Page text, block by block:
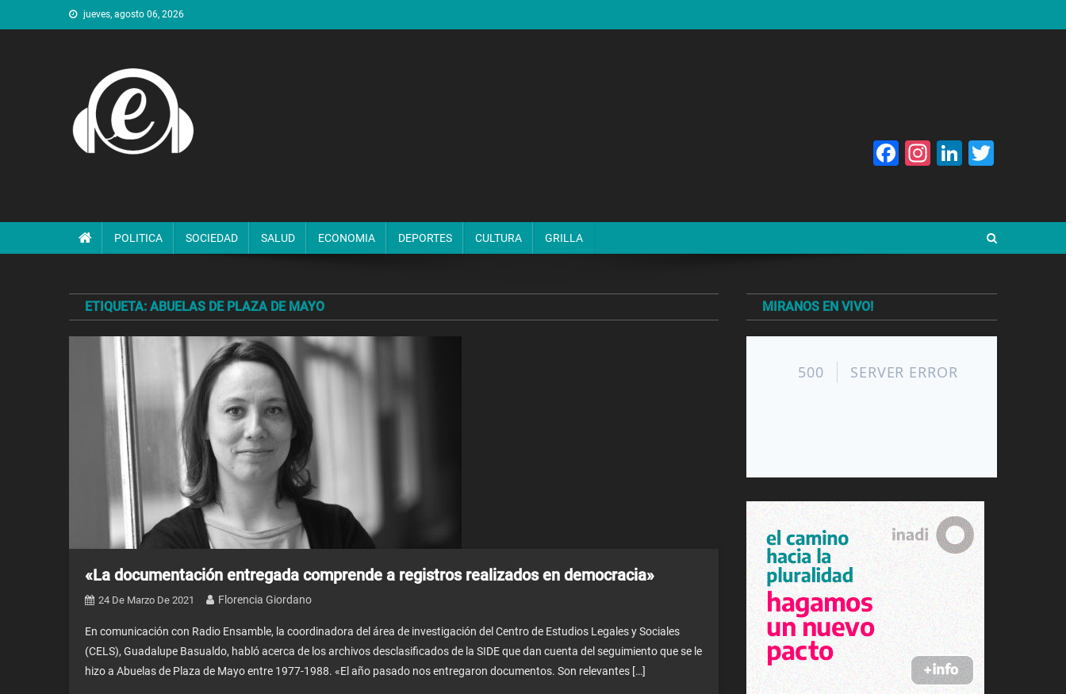
al
jueves, agosto 06, 2026
Facebook
Instagram
LinkedIn
POLITICA SOCIEDAD SALUD ECONOMIA DEPORTES CULTURA GRILLA
ETIQUETA: ABUELAS DE PLAZA DE MAYO
«La documentación entregada comprende a registros realizados en democracia»
24 De Marzo De 2021 Florencia Giordano
En comunicación con Radio Ensamble, la coordinadora del área de investigación del Centro de Estudios Legales y Sociales
(CELS), Guadalupe Basualdo, habló acerca de los archivos desclasificados de la SIDE que dan cuenta del seguimiento que se le
hizo a Abuelas de Plaza de Mayo entre 1977-1988. «El año pasado nos entregaron documentos. Son relevantes […]
MIRANOS EN VIVO!